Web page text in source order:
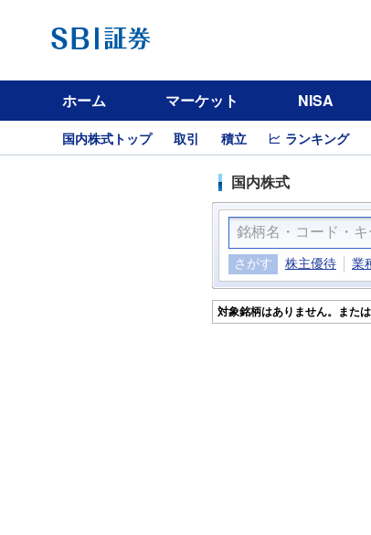
ホーム マーケット NISA
国内株式トップ 取引 積立 ランキング
国内株式
さがす 株主優待 業
対象銘柄はありません。また